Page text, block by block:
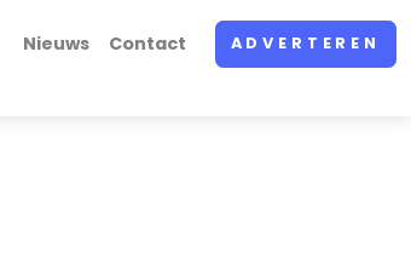
Nieuws Contact ADVERTEREN